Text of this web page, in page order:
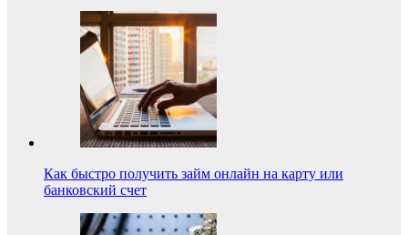
Как быстро получить займ онлайн на карту или
банковский счет